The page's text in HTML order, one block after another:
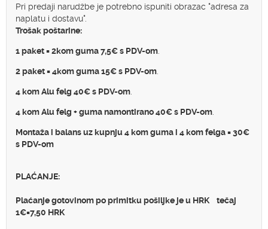
Pri predaji narudžbe je potrebno ispuniti obrazac "adresa za
naplatu i dostavu".
Trošak poštarine:
1 paket = 2kom guma 7,5€ s PDV-om
2 paket = 4kom guma 15€ s PDV-om
4 kom Alu felg 40€ s PDV-om
4 kom Alu felg + guma namontirano 40€ s PDV-om
Montaža i balans uz kupnju 4 kom guma i 4 kom felga = 30€
s PDV-om
PLAĆANJE:
Plaćanje gotovinom po primitku pošiljke je u HRK tečaj
1€=7,50 HRK